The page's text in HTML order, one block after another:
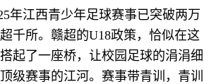
年江西青少年足球赛事已突破两万
千所。赣超的U18政策，恰似在这
起了一座桥，让校园足球的涓涓细
级赛事的江河。赛事带青训，青训